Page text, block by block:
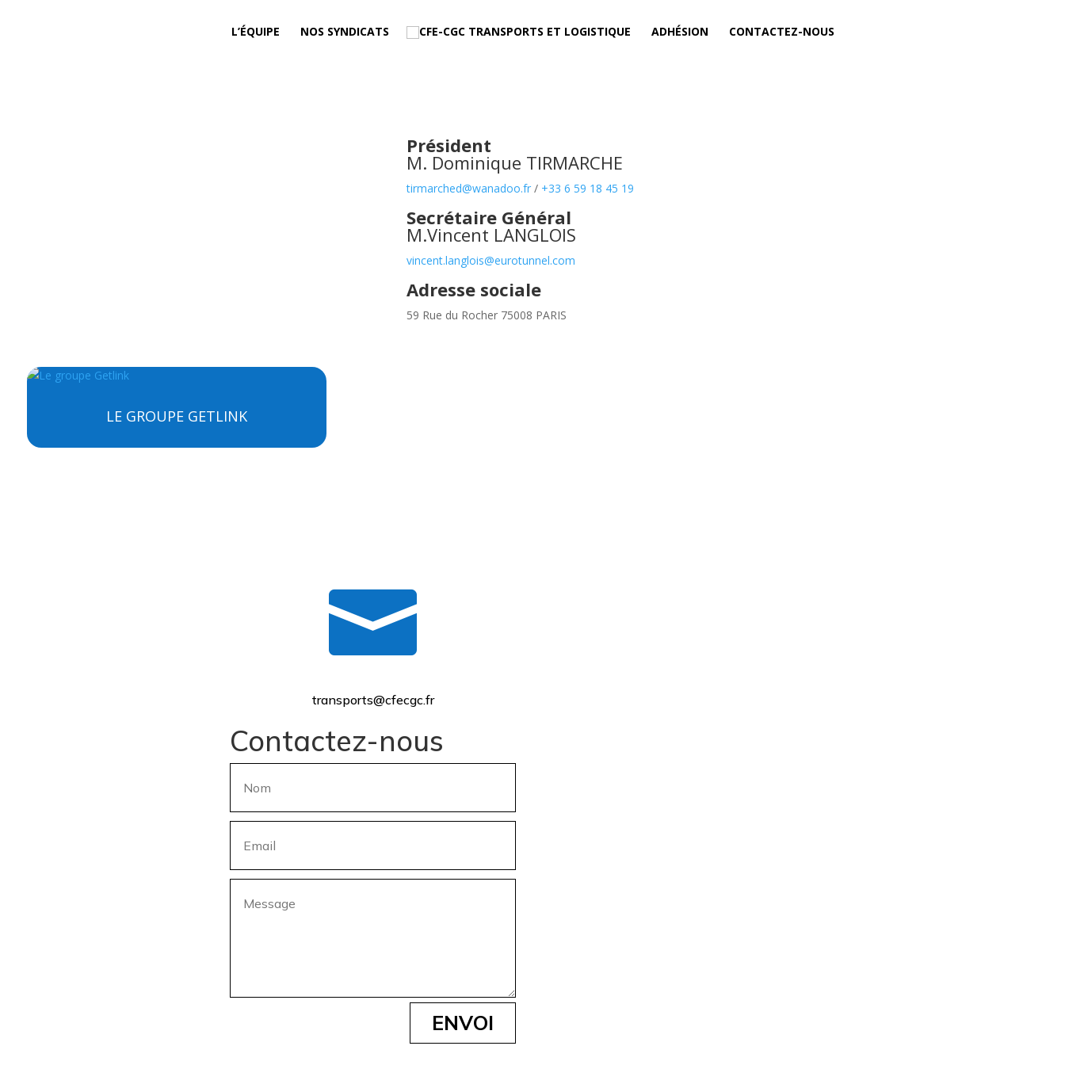
L’ÉQUIPE NOS SYNDICATS ADHÉSION CONTACTEZ-NOUS
Président
M. Dominique TIRMARCHE
tirmarched@wanadoo.fr/ +33 6 59 18 45 19
Secrétaire Général
M.Vincent LANGLOIS
vincent.langlois@eurotunnel.com
Adresse sociale
59 Rue du Rocher 75008 PARIS
LE GROUPE GETLINK

transports@cfecgc.fr
Contactez-nous
ENVOI